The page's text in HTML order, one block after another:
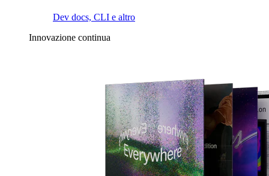
Dev docs, CLI e altro
Innovazione continua